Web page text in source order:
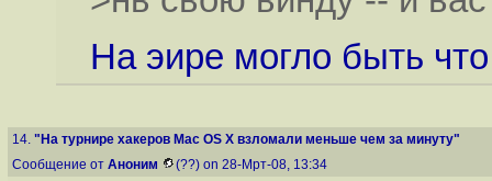
На эире могло быть
14. "На турнире хакеров Mac OS X взломали меньше чем за минуту"
Сообщение от Аноним (??) on 28-Мрт-08, 13:34